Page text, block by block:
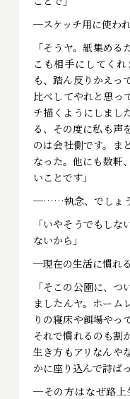
─スケッチ用に使わ
「そうヤ。紙集め
こも相手にしてく
も、踏ん反りかえっ
比べしてやれと思っ
チ描くようにしまし
る、その度に私も
のは会社側です。ま
なった。他にも数
いことです」
─……執念、でしょ
「いやそうでもし
ないから」
─現在の生活に慣れ
「そこの公園に、
ましたんヤ。ホーム
りの寝床や餌場やっ
それで慣れるのも割
生き方もアリなんや
かに座り込んで詩ば
─その方はなぜ路上